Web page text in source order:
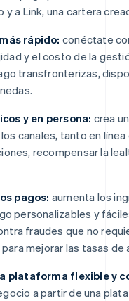
a Link, una cartera
rápido: conéctate
y el costo de la
transfronterizas,
y en persona: crea
canales, tanto en
recompensar la
pagos: aumenta los
personalizables y
fraudes que no
mejorar las tasas de
plataforma flexible y
a partir de una